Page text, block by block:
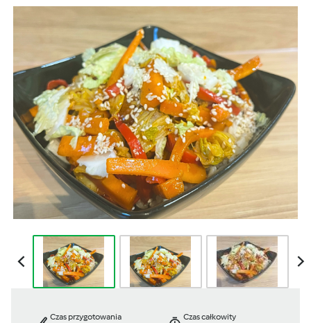
Czas przygotowania
Czas całkowity